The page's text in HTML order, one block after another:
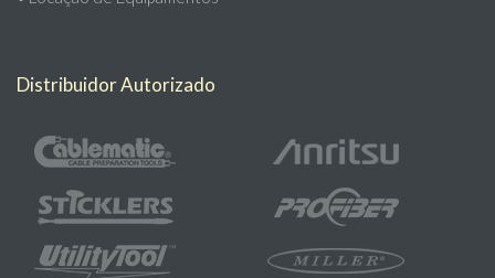
Distribuidor Autorizado